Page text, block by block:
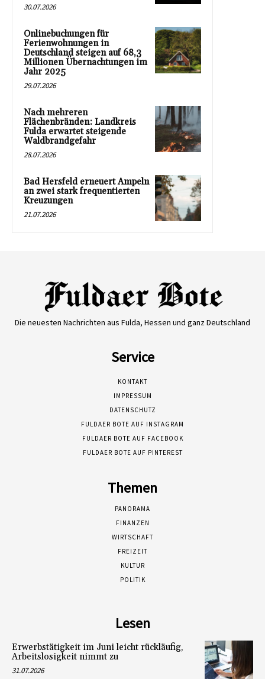
30.07.2026
Onlinebuchungen für
Ferienwohnungen in
Deutschland steigen auf 68,3
Millionen Übernachtungen im
Jahr 2025
29.07.2026
Nach mehreren
Flächenbränden: Landkreis
Fulda erwartet steigende
Waldbrandgefahr
28.07.2026
Bad Hersfeld erneuert Ampeln
an zwei stark frequentierten
Kreuzungen
21.07.2026
Die neuesten Nachrichten aus Fulda, Hessen und ganz Deutschland
Service
KONTAKT
IMPRESSUM
DATENSCHUTZ
FULDAER BOTE AUF INSTAGRAM
FULDAER BOTE AUF FACEBOOK
FULDAER BOTE AUF PINTEREST
Themen
PANORAMA
FINANZEN
WIRTSCHAFT
FREIZEIT
KULTUR
POLITIK
Lesen
Erwerbstätigkeit im Juni leicht rückläufig,
Arbeitslosigkeit nimmt zu
31.07.2026